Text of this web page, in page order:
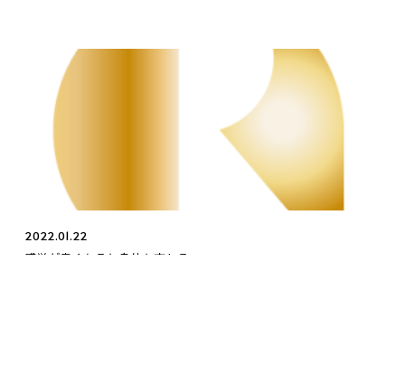
2022.01.22
感覚が良くなると身体も変わる